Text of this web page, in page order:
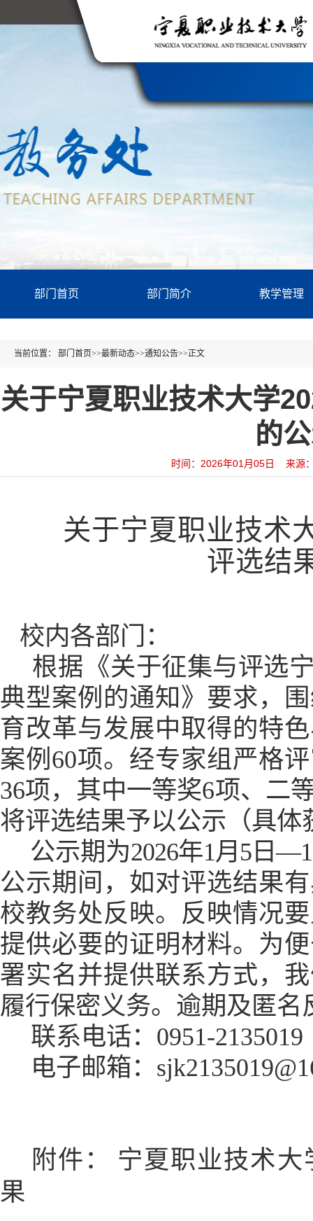
部门首页 部门简介 教学管理
当前位置： 部门首页>>最新动态>>通知公告>>正文
关于宁夏职业技术大学
的
时间：2026年01月05日 来
关于宁夏职业技术
评选结
校内各部门：
根据《关于征集与评选
典型案例的通知 》 要求 ，
育改革与发展中取得的特
案例60项。经专家组严格
36项，其中一等奖6项、二
将评选结果予以公示（具
公示期为2026年1月 5日
公示期间，如对评选结果
校教务处反映。反映情况
提供必要的证明材料。为
署实名并提供联系方式，
履行保密义务。 逾期及匿名
联系电话： 0951-2135019
电子邮箱： sjk
附件： 宁夏职业技术大
果